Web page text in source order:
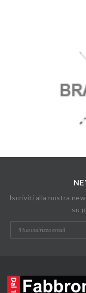
Iscriviti alla nostra
su